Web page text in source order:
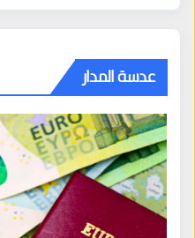
عدسة المدار